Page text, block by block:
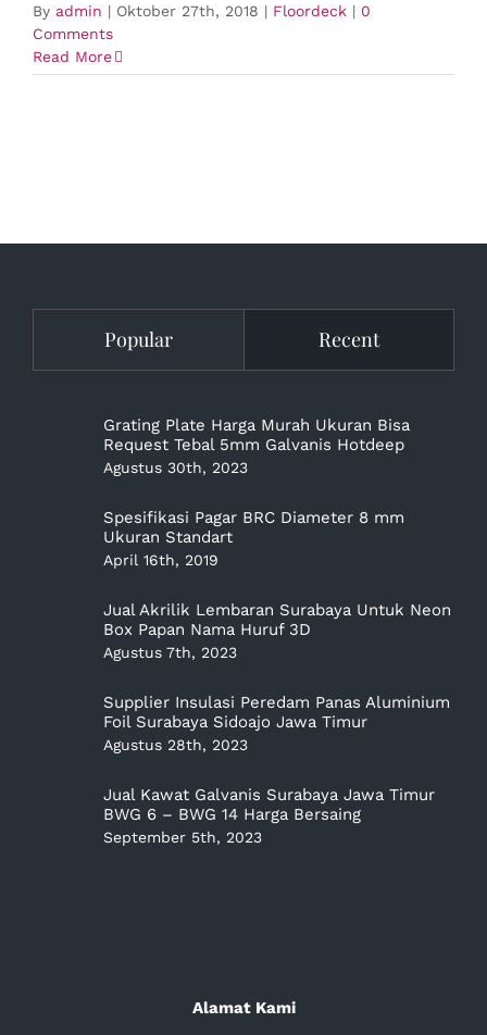
By admin | Oktober 27th, 2018 | Floordeck | 0
Comments
Read More
Popular Recent
Grating Plate Harga Murah Ukuran Bisa
Request Tebal 5mm Galvanis Hotdeep
Agustus 30th, 2023
Spesifikasi Pagar BRC Diameter 8 mm
Ukuran Standart
April 16th, 2019
Jual Akrilik Lembaran Surabaya Untuk Neon
Box Papan Nama Huruf 3D
Agustus 7th, 2023
Supplier Insulasi Peredam Panas Aluminium
Foil Surabaya Sidoajo Jawa Timur
Agustus 28th, 2023
Jual Kawat Galvanis Surabaya Jawa Timur
BWG 6 – BWG 14 Harga Bersaing
September 5th, 2023
Alamat Kami